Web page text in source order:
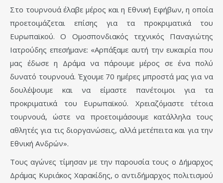
Στο τουρνουά έλαβε μέρος και η Εθνική Εφήβων, η οποία
προετοιμάζεται επίσης για τα προκριματικά του
Ευρωπαϊκού. Ο Ομοσπονδιακός τεχνικός Παναγιώτης
Ιατρούδης επεσήμανε: «Αρπάξαμε αυτή την ευκαιρία που
μας έδωσε η Δράμα να πάρουμε μέρος σε ένα πολύ
δυνατό τουρνουά. Έχουμε 70 ημέρες μπροστά μας για να
δουλέψουμε και να είμαστε πανέτοιμοι για τα
προκριματικά του Ευρωπαϊκού. Χρειαζόμαστε τέτοια
τουρνουά, ώστε να προετοιμάσουμε κατάλληλα τους
αθλητές για τις διοργανώσεις, αλλά μετέπειτα και για την
Εθνική Ανδρών».
Τους αγώνες τίμησαν με την παρουσία τους ο Δήμαρχος
Δράμας Κυριάκος Χαρακίδης, ο αντιδήμαρχος πολιτισμού